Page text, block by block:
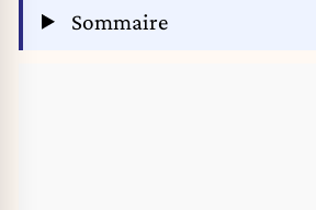
Sommaire